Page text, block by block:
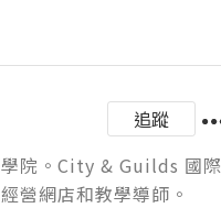
追蹤
院。City & Guilds 國際
營網店和教學導師。